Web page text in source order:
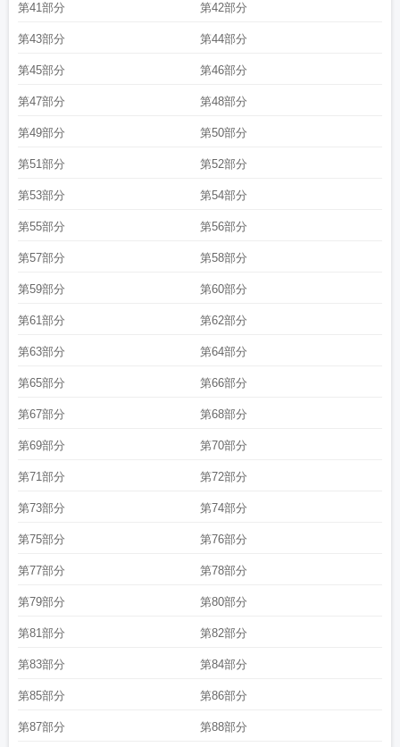
第41部分 第42部分
第43部分 第44部分
第45部分 第46部分
第47部分 第48部分
第49部分 第50部分
第51部分 第52部分
第53部分 第54部分
第55部分 第56部分
第57部分 第58部分
第59部分 第60部分
第61部分 第62部分
第63部分 第64部分
第65部分 第66部分
第67部分 第68部分
第69部分 第70部分
第71部分 第72部分
第73部分 第74部分
第75部分 第76部分
第77部分 第78部分
第79部分 第80部分
第81部分 第82部分
第83部分 第84部分
第85部分 第86部分
第87部分 第88部分